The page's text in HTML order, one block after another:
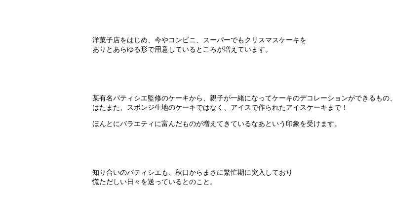
洋菓子店をはじめ、今やコンビニ、スーパーでもクリスマスケーキを
ありとあらゆる形で用意しているところが増えています。
某有名パティシエ監修のケーキから、親子が一緒になってケーキのデコレーションができるもの、
はたまた、スポンジ生地のケーキではなく、アイスで作られたアイスケーキまで！
ほんとにバラエティに富んだものが増えてきているなあという印象を受けます。
知り合いのパティシエも、秋口からまさに繁忙期に突入しており
慌ただしい日々を送っているとのこと。